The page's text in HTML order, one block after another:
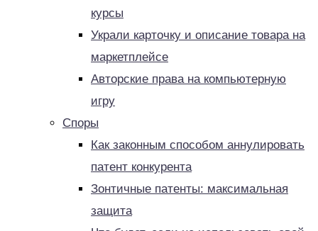
курсы
Украли карточку и описание товара на
маркетплейсе
Авторские права на компьютерную
игру
Споры
Как законным способом аннулировать
патент конкурента
Зонтичные патенты: максимальная
защита